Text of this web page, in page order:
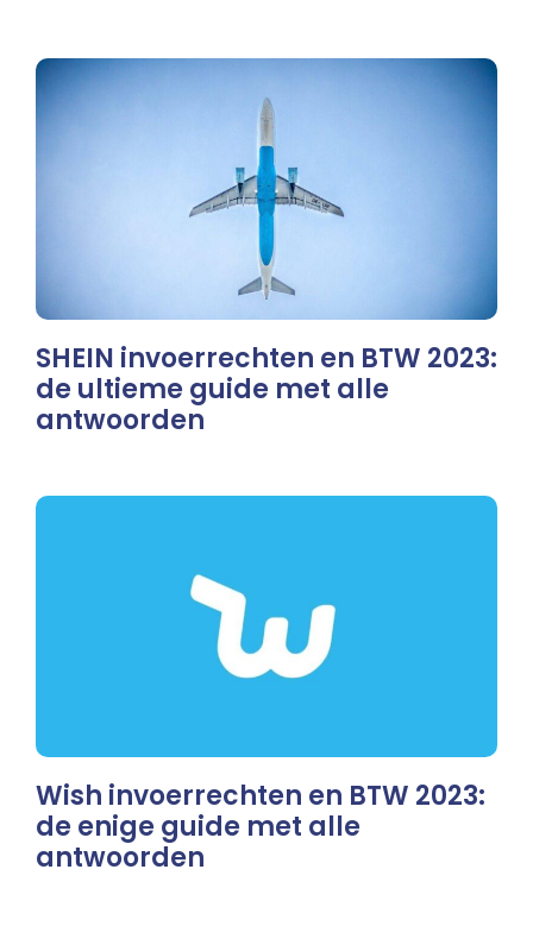
SHEIN invoerrechten en BTW 2023:
de ultieme guide met alle
antwoorden
Wish invoerrechten en BTW 2023:
de enige guide met alle
antwoorden